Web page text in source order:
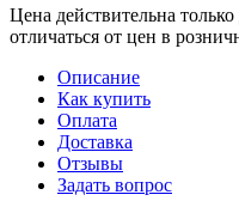
Цена действительна
отличаться от цен в
Описание
Как купить
Оплата
Доставка
Отзывы
Задать вопрос